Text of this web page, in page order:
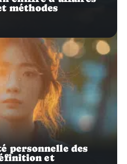
méthodes
personnelle des
et